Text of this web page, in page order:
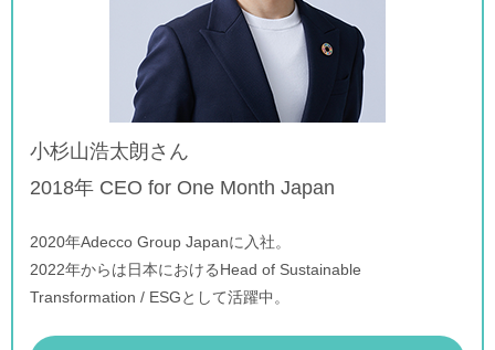
小杉山浩太朗さん
2018年 CEO for One Month Japan
2020年Adecco Group Japanに入社。
2022年からは日本におけるHead of Sustainable
Transformation / ESGとして活躍中。